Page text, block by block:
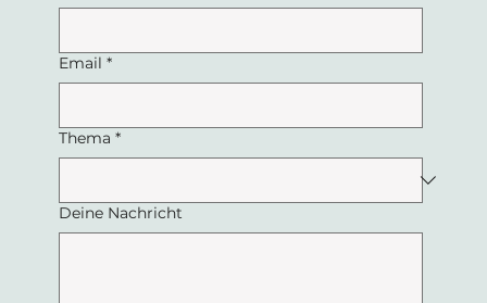
Email *
Thema *
Deine Nachricht